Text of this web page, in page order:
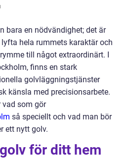
bara en nödvändighet; det är
hela rummets karaktär och
till något extraordinärt. I
finns en stark
golvläggningstjänster
känsla med precisionsarbete.
vad som gör
så speciellt och vad man bör
ett nytt golv.
för ditt hem